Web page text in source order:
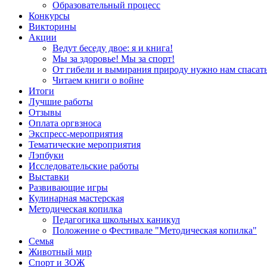
Образовательный процесс
Конкурсы
Викторины
Акции
Ведут беседу двое: я и книга!
Мы за здоровье! Мы за спорт!
От гибели и вымирания природу нужно нам
Читаем книги о войне
Итоги
Лучшие работы
Отзывы
Оплата оргвзноса
Экспресс-мероприятия
Тематические мероприятия
Лэпбуки
Исследовательские работы
Выставки
Развивающие игры
Кулинарная мастерская
Методическая копилка
Педагогика школьных каникул
Положение о Фестивале "Методическая копилка"
Семья
Животный мир
Спорт и ЗОЖ